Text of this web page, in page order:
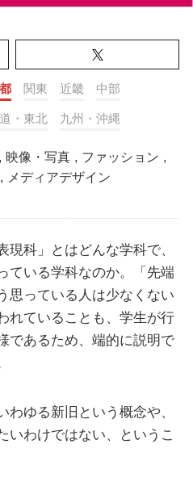
関東 近畿 中部
・東北 九州・沖縄
, 映像・写真 , ファッション ,
, メディアデザイン
科」とはどんな学科で、
ている学科なのか。「先端
思っている人は少なくない
れていることも、学生が行
であるため、端的に説明で
わゆる新旧という概念や、
いわけではない、というこ